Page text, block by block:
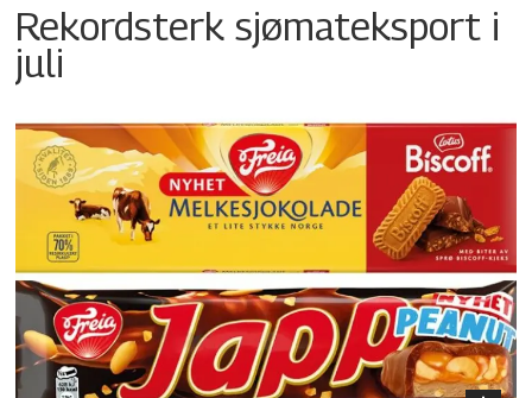
Rekordsterk sjømateksport i
juli